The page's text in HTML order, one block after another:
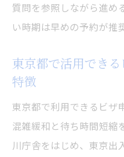
質問を参照しながら進め
い時期は早めの予約が推
東京都で活用でき
特徴
東京都で利用できるビザ
混雑緩和と待ち時間短縮
川庁舎をはじめ、東京出